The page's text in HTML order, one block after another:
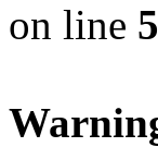
on line